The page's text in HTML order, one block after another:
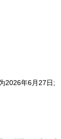
2026年6月27日;